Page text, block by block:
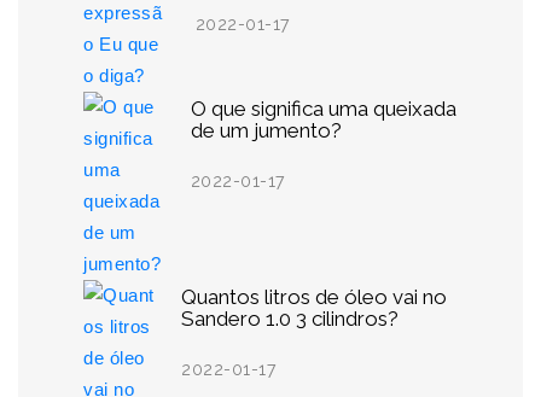
2022-01-17
O que significa uma queixada
de um jumento?
2022-01-17
Quantos litros de óleo vai no
Sandero 1.0 3 cilindros?
2022-01-17